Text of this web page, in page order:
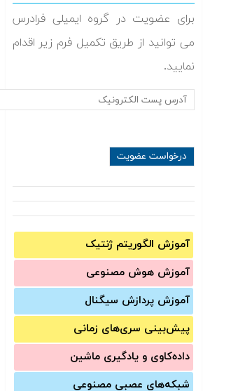
برای عضویت در گروه ایمیلی فرادرس
می توانید از طریق تکمیل فرم زیر اقدام
نمایید.
آموزش الگوریتم ژنتیک
آموزش‌ هوش مصنوعی
آموزش‌ پردازش سیگنال
پیش‌‌بینی سری‌‌های زمانی
داده‌کاوی و یادگیری ماشین
شبکه‌های عصبی مصنوعی